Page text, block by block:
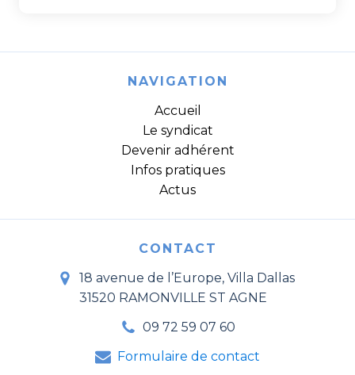
NAVIGATION
Accueil
Le syndicat
Devenir adhérent
Infos pratiques
Actus
CONTACT
18 avenue de l’Europe, Villa Dallas
31520 RAMONVILLE ST AGNE
09 72 59 07 60
Formulaire de contact